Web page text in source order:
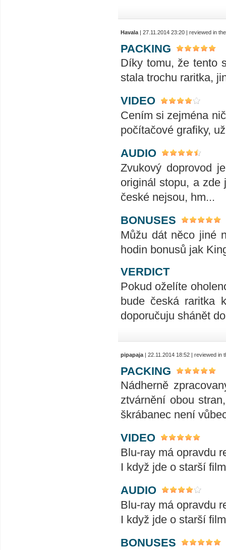
Havala | 27.11.2014 23:20 | reviewed in
PACKING
Díky tomu, že tento
stala trochu raritka,
VIDEO
Cením si zejména
počítačové grafiky,
AUDIO
Zvukový doprovod
originál stopu, a zde
české nejsou, hm...
BONUSES
Můžu dát něco jiné
hodin bonusů jak
VERDICT
Pokud oželíte
bude česká raritka
doporučuju shánět
pipapaja | 22.11.2014 18:52 | reviewed in
PACKING
Nádherně
ztvárnění obou
škrábanec není
VIDEO
Blu-ray má opravdu
I když jde o starší
AUDIO
Blu-ray má opravdu
I když jde o starší
BONUSES